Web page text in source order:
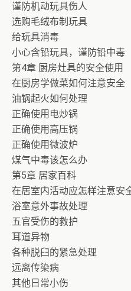
谨防机动玩具伤人
选购毛绒布制玩具
给玩具消毒
小心含铅玩具，谨防铅中毒
第4章 厨房灶具的安全使用
在厨房学做菜如何注意安全
油锅起火如何处理
正确使用电炒锅
正确使用高压锅
正确使用微波炉
煤气中毒该怎么办
第5章 居家百科
在居室内活动应怎样注意安
浴室意外事故处理
五官受伤的救护
耳道异物
各种脱臼的紧急处理
远离传染病
其他日常小伤